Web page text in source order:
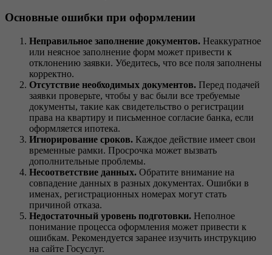
Основные ошибки при оформлении
Неправильное заполнение документов. Неаккуратное
или неясное заполнение форм может привести к
отклонению заявки. Убедитесь, что все поля заполнены
корректно.
Отсутствие необходимых документов. Перед подачей
заявки проверьте, чтобы у вас были все требуемые
документы, такие как свидетельство о регистрации
права на квартиру и письменное согласие банка, если
оформляется ипотека.
Игнорирование сроков. Каждое действие имеет свои
временные рамки. Просрочка может вызвать
дополнительные проблемы.
Несоответствие данных. Обратите внимание на
совпадение данных в разных документах. Ошибки в
именах, регистрационных номерах могут стать
причиной отказа.
Недостаточный уровень подготовки. Неполное
понимание процесса оформления может привести к
ошибкам. Рекомендуется заранее изучить инструкцию
на сайте Госуслуг.